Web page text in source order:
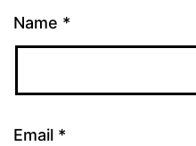
Name *
Email *